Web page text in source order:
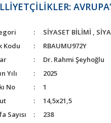
SİYASET BİLİMİ ,
Kodu
RBAUMU972Y
Dr. Rahmi Şeyhoğlu
Yılı
2025
No
1
14,5x21,5
Sayısı
238